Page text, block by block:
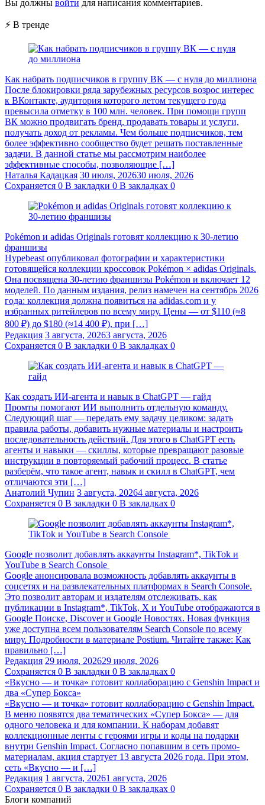
Вы должны войти для написания комментариев.
⚡ В тренде
Как набрать подписчиков в группу ВК — с нуля до миллиона
После блокировки ряда зарубежных ресурсов возрос интерес
к ВКонтакте, аудитория которого летом текущего года
превысила отметку в 100 млн. человек. При помощи групп
ВК можно продвигать бренд, продавать товары и услуги,
получать доход от рекламы. Чем больше подписчиков, тем
более эффективно сообщество будет решать поставленные
задачи. В данной статье мы рассмотрим наиболее
эффективные способы, позволяющие […]
Наталья Кадацкая 30 июля, 202630 июля, 2026
Сохраняется 0 В закладки 0 В закладках 0
Pokémon и adidas Originals готовят коллекцию к 30-летию
франшизы
Hypebeast опубликовал фотографии и характеристики
готовящейся коллекции кроссовок Pokémon × adidas Originals.
Она посвящена 30-летию франшизы Pokémon и включает 12
моделей. По данным издания, релиз намечен на сентябрь 2026
года: коллекция должна появиться на adidas.com и у
избранных ритейлеров по всему миру. Цены — от $110 (≈8
800 ₽) до $180 (≈14 400 ₽), при […]
Редакция 3 августа, 20263 августа, 2026
Сохраняется 0 В закладки 0 В закладках 0
Как создать ИИ-агента и навык в ChatGPT — гайд
Промты помогают ИИ выполнить отдельную команду.
Следующий шаг — передать ему задачу целиком: задать
правила работы, добавить нужные материалы и настроить
последовательность действий. Для этого в ChatGPT есть
агенты и навыки — скиллы, которые превращают разовые
инструкции в повторяемый рабочий процесс. В статье
разберём, что такое агент, навык и скилл в ChatGPT, чем
отличаются эти […]
Анатолий Чупин 3 августа, 20264 августа, 2026
Сохраняется 0 В закладки 0 В закладках 0
Google позволит добавлять аккаунты Instagram*, TikTok и
YouTube в Search Console
Google анонсировала возможность добавлять аккаунты в
соцсетях и на развлекательных платформах в Search Console.
Это позволит авторам и издателям отслеживать, как
публикации в Instagram*, TikTok, X и YouTube отображаются в
Google Поиске, Discover и Google Новостях. Новая функция
уже доступна всем пользователям Search Console по всему
миру. Подробности в материале Postium. Читайте также: Как
правильно […]
Редакция 29 июля, 202629 июля, 2026
Сохраняется 0 В закладки 0 В закладках 0
«Вкусно — и точка» готовит коллаборацию с Genshin Impact и
два «Супер Бокса»
«Вкусно — и точка» готовит коллаборацию с Genshin Impact.
В меню появятся два тематических «Супер Бокса» — для
одного человека и для компании. К наборам добавят
коллекционные ленты с героями игры и коды на подарки
внутри Genshin Impact. Согласно попавшим в сеть промо-
материалам, акция стартует 13 августа 2026 года. При этом,
сеть «Вкусно — и […]
Редакция 1 августа, 20261 августа, 2026
Сохраняется 0 В закладки 0 В закладках 0
Блоги компаний